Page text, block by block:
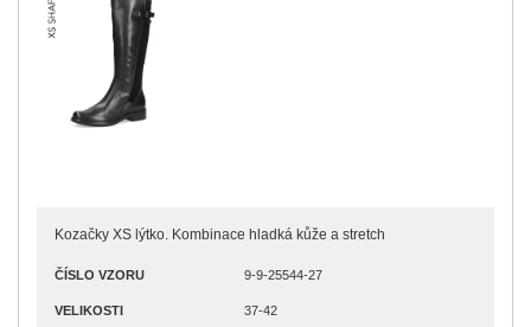
Kozačky XS lýtko. Kombinace hladká kůže a stretch
ČÍSLO VZORU
VELIKOSTI
9-9-25544-27
37-42